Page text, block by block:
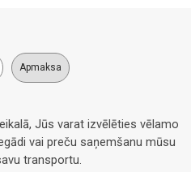
Apmaksa
Jūs varat izvēlēties vēlamo
vai preču saņemšanu mūsu
transportu.